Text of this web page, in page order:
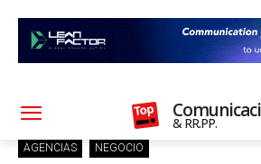
& RR.PP.
AGENCIAS NEGOCIO